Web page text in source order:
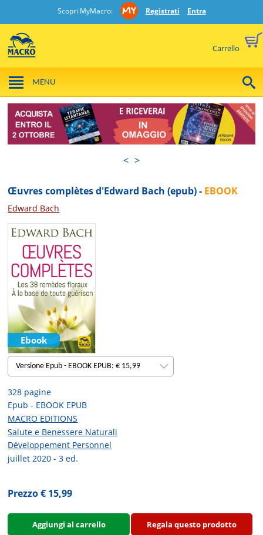
Scopri MyMacro: Registrati Entra
Carrello
MENU
< >
Œuvres complètes d'Edward Bach (epub) - EBOOK
Edward Bach
Ebook
Versione Epub - EBOOK EPUB: € 15,99
328 pagine
Epub - EBOOK EPUB
MACRO EDITIONS
Salute e Benessere Naturali
Développement Personnel
juillet 2020 - 3 ed.
Prezzo € 15,99
Aggiungi al carrello Regala questo prodotto